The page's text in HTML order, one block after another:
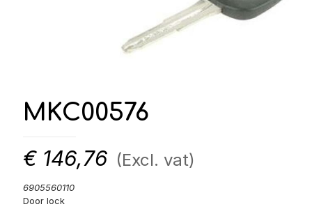
MKC00576
€ 146,76 (Excl. vat)
6905560110
Door lock